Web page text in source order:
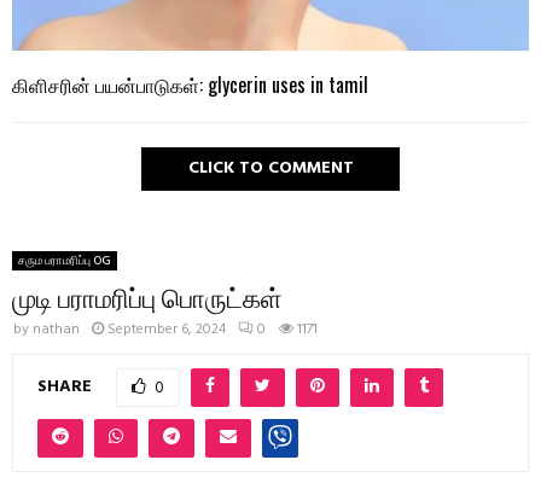
கிளிசரின் பயன்பாடுகள்: glycerin uses in tamil
CLICK TO COMMENT
சரும பராமரிப்பு OG
முடி பராமரிப்பு பொருட்கள்
by nathan September 6, 2024 0 1171
SHARE 0